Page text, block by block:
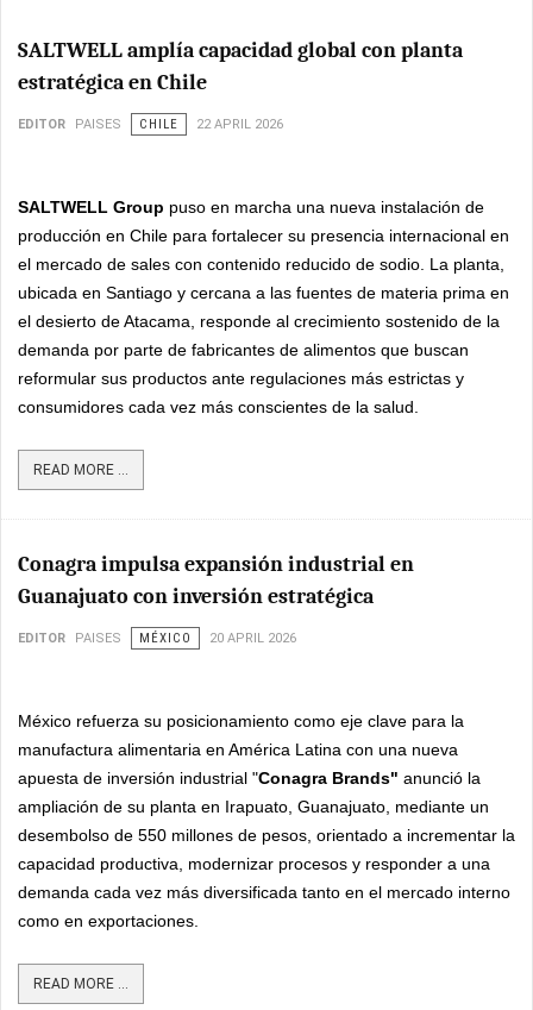
SALTWELL amplía capacidad global con planta
estratégica en Chile
EDITOR PAISES CHILE 22 APRIL 2026
SALTWELL Group puso en marcha una nueva instalación de
producción en Chile para fortalecer su presencia internacional en
el mercado de sales con contenido reducido de sodio. La planta,
ubicada en Santiago y cercana a las fuentes de materia prima en
el desierto de Atacama, responde al crecimiento sostenido de la
demanda por parte de fabricantes de alimentos que buscan
reformular sus productos ante regulaciones más estrictas y
consumidores cada vez más conscientes de la salud.
READ MORE ...
Conagra impulsa expansión industrial en
Guanajuato con inversión estratégica
EDITOR PAISES MÉXICO 20 APRIL 2026
México refuerza su posicionamiento como eje clave para la
manufactura alimentaria en América Latina con una nueva
apuesta de inversión industrial "Conagra Brands" anunció la
ampliación de su planta en Irapuato, Guanajuato, mediante un
desembolso de 550 millones de pesos, orientado a incrementar la
capacidad productiva, modernizar procesos y responder a una
demanda cada vez más diversificada tanto en el mercado interno
como en exportaciones.
READ MORE ...